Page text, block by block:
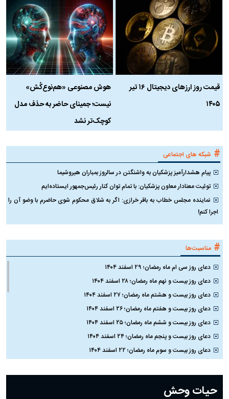
قیمت روز ارز‌های دیجیتال ۱۶ تیر
۱۴۰۵
هوش مصنوعی «هم‌نوع‌کُش»
نیست؛ جمینای حاضر به حذف مدل
کوچک‌تر نشد
# شبکه های اجتماعی
پیام هشدارآمیز پزشکیان به واشنگتن در سالروز بمباران هیروشیما
توئیت معنادار معاون پزشکیان: با تمام توان کنار رئیس‌جمهور ایستاده‌ایم
نماینده مجلس خطاب به باقر خرازی: اگر به شلاق محکوم شوی حاضرم با وضو آن را
اجرا کنم!
# مناسبت‌ها
دعای روز سی ام ماه رمضان؛ ۲۹ اسفند ۱۴۰۴
دعای روز بیست و نهم ماه رمضان؛ ۲۸ اسفند ۱۴۰۴
دعای روز بیست و هشتم ماه رمضان؛ ۲۷ اسفند ۱۴۰۴
دعای روز بیست و هفتم ماه رمضان؛ ۲۶ اسفند ۱۴۰۴
دعای روز بیست و ششم ماه رمضان؛ ۲۵ اسفند ۱۴۰۴
دعای روز بیست و پنجم ماه رمضان؛ ۲۴ اسفند ۱۴۰۴
دعای روز بیست و سوم ماه رمضان؛ ۲۲ اسفند ۱۴۰۴
دعای روز بیستم ماه رمضان؛ ۱۹ اسفند ۱۴۰۴
دعای روز هشتم ماه مبارک رمضان؛ ۷ اسفند ماه ۱۴۰۴
حیات وحش